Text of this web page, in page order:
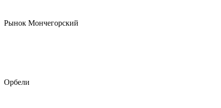
Рынок Мончегорский
Орбели